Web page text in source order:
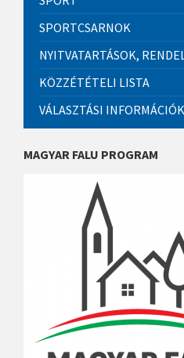
SPORTCSARNOK
NYITVATARTÁSOK,
KÖZZÉTÉTELI LISTA
VÁLASZTÁSI INFORMÁCIÓK
MAGYAR FALU PROGRAM